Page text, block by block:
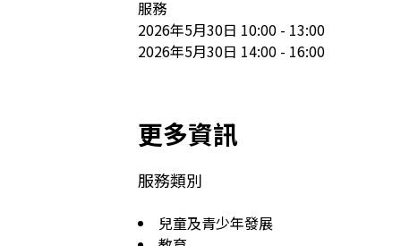
服務
2026年5月30日 10:00 - 13:00
2026年5月30日 14:00 - 16:00
更多資訊
服務類別
兒童及青少年發展